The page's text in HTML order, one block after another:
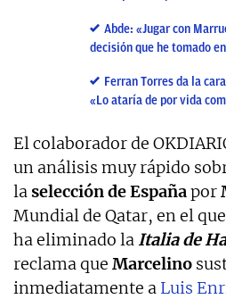
Abde: «Jugar con
decisión que he tomado
Ferran Torres da la
«Lo ataría de por vida
El colaborador de
un análisis muy rápido
laselección de Españapor
Mundial de Qatar, en el
ha eliminado la Italia de
reclama que Marcelino
inmediatamente a Luis